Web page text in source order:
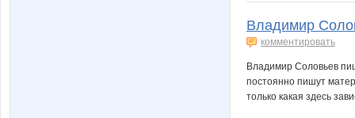
Владимир
комментировать
Владимир Соловьев
постоянно пишут
только какая здесь